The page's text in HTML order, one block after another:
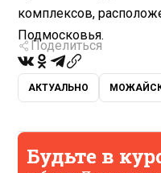
комплексов,
Подмосковья.
Поделиться
АКТУАЛЬНО